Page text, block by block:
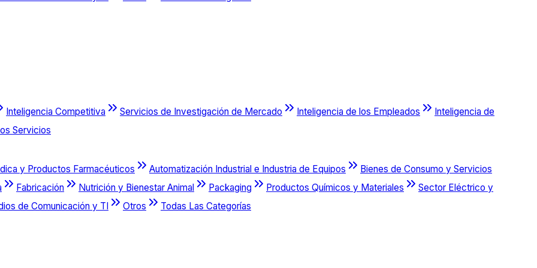
Inteligencia Competitiva Servicios de Investigación de Mercado Inteligencia de los Empleados
Inteligencia de
Servicios
y Productos Farmacéuticos Automatización Industrial e Industria de Equipos
Bienes de Consumo y Servicios
Fabricación Nutrición y Bienestar Animal Packaging Productos Químicos y Materiales
Sector Eléctrico y
de Comunicación y TI
Otros Todas Las Categorías